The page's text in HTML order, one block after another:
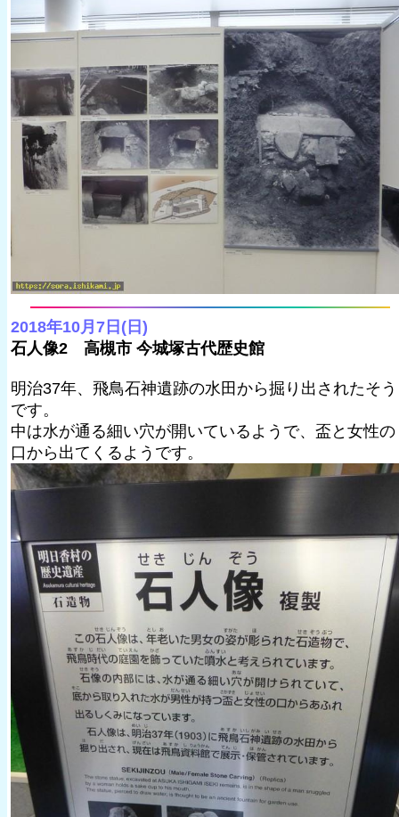
2018年10月7日(日)
石人像2 高槻市 今城塚古代歴史館
明治37年、飛鳥石神遺跡の水田から掘り出されたそう
です。
中は水が通る細い穴が開いているようで、盃と女性の
口から出てくるようです。